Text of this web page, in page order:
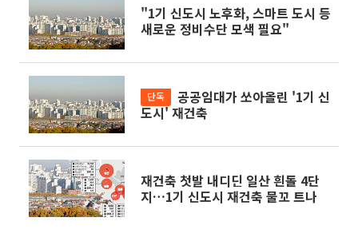
"1기 신도시 노후화, 스마트 도시 등
새로운 정비수단 모색 필요"
단독
도시' 재건축
재건축 첫발 내디딘 일산 흰돌 4단
지…1기 신도시 재건축 물꼬 트나